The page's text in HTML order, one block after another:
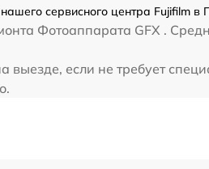
сервисного центра Fujifilm
Фотоаппарата GFX .
если не требует